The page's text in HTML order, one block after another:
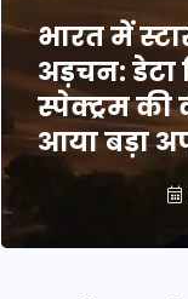
भारत में
अड़चन: डेटा
स्पेक्ट्रम
आया बड़ा